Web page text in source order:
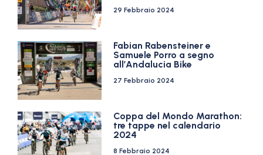
29 Febbraio 2024
Fabian Rabensteiner e
Samuele Porro a segno
all’Andalucia Bike
27 Febbraio 2024
Coppa del Mondo Marathon:
tre tappe nel calendario
2024
8 Febbraio 2024